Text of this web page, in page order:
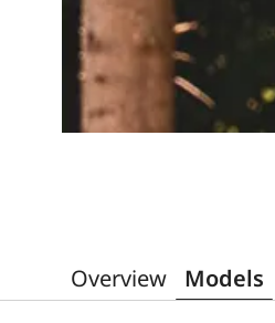
Overview Models